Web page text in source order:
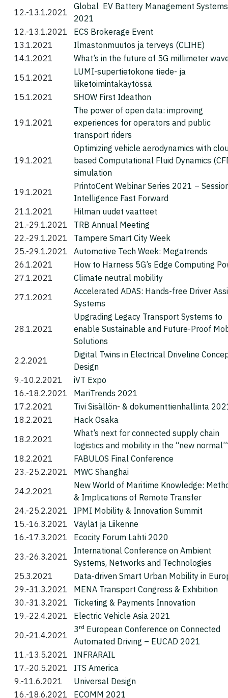
12.-13.1.2021
Global EV Battery Management Systems
2021
12.-13.1.2021
ECS Brokerage Event
13.1.2021
Ilmastonmuutos ja terveys (CLIHE)
14.1.2021
What’s in the future of 5G millimeter
15.1.2021
LUMI-supertietokone tiede- ja
liiketoimintakäytössä
15.1.2021
SHOW First Ideathon
19.1.2021
The power of open data: improving
experiences for operators and public
transport riders
19.1.2021
Optimizing vehicle aerodynamics with
based Computational Fluid Dynamics
simulation
19.1.2021
PrintoCent Webinar Series 2021 –
Intelligence Fast Forward
21.1.2021
Hilman uudet vaatteet
21.-29.1.2021
TRB Annual Meeting
22.-29.1.2021
Tampere Smart City Week
25.-29.1.2021
Automotive Tech Week: Megatrends
26.1.2021
How to Harness 5G’s Edge Computing
27.1.2021
Climate neutral mobility
27.1.2021
Accelerated ADAS: Hands-free Driver
Systems
28.1.2021
Upgrading Legacy Transport Systems to
enable Sustainable and Future-Proof
Solutions
2.2.2021
Digital Twins in Electrical Driveline
Design
9.-10.2.2021
iVT Expo
16.-18.2.2021
MariTrends 2021
17.2.2021
Tivi Sisällön- & dokumenttienhallinta
18.2.2021
Hack Osaka
18.2.2021
What’s next for connected supply chain
logistics and mobility in the “new
18.2.2021
FABULOS Final Conference
23.-25.2.2021
MWC Shanghai
24.2.2021
New World of Maritime Knowledge:
& Implications of Remote Transfer
24.-25.2.2021
IPMI Mobility & Innovation Summit
15.-16.3.2021
Väylät ja Liikenne
16.-17.3.2021
Ecocity Forum Lahti 2020
23.-26.3.2021
International Conference on Ambient
Systems, Networks and Technologies
25.3.2021
Data-driven Smart Urban Mobility in
29.-31.3.2021
MENA Transport Congress & Exhibition
30.-31.3.2021
Ticketing & Payments Innovation
19.-22.4.2021
Electric Vehicle Asia 2021
20.-21.4.2021
3rd European Conference on Connected
Automated Driving – EUCAD 2021
11.-13.5.2021
INFRARAIL
17.-20.5.2021
ITS America
9.-11.6.2021
Universal Design
16.-18.6.2021
ECOMM 2021